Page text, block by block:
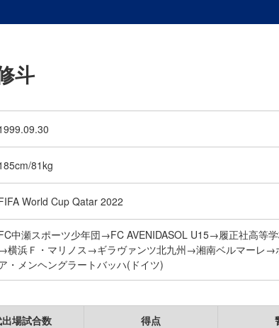
斗
81kg
World Cup Qatar 2022
中瀬スポーツ少年団→FC AVENIDASOL U15→履正社高等
→横浜Ｆ・マリノス→ギラヴァンツ北九州→湘南ベルマーレ→
・メンヘングラートバッハ(ドイツ)
場試合数 得点